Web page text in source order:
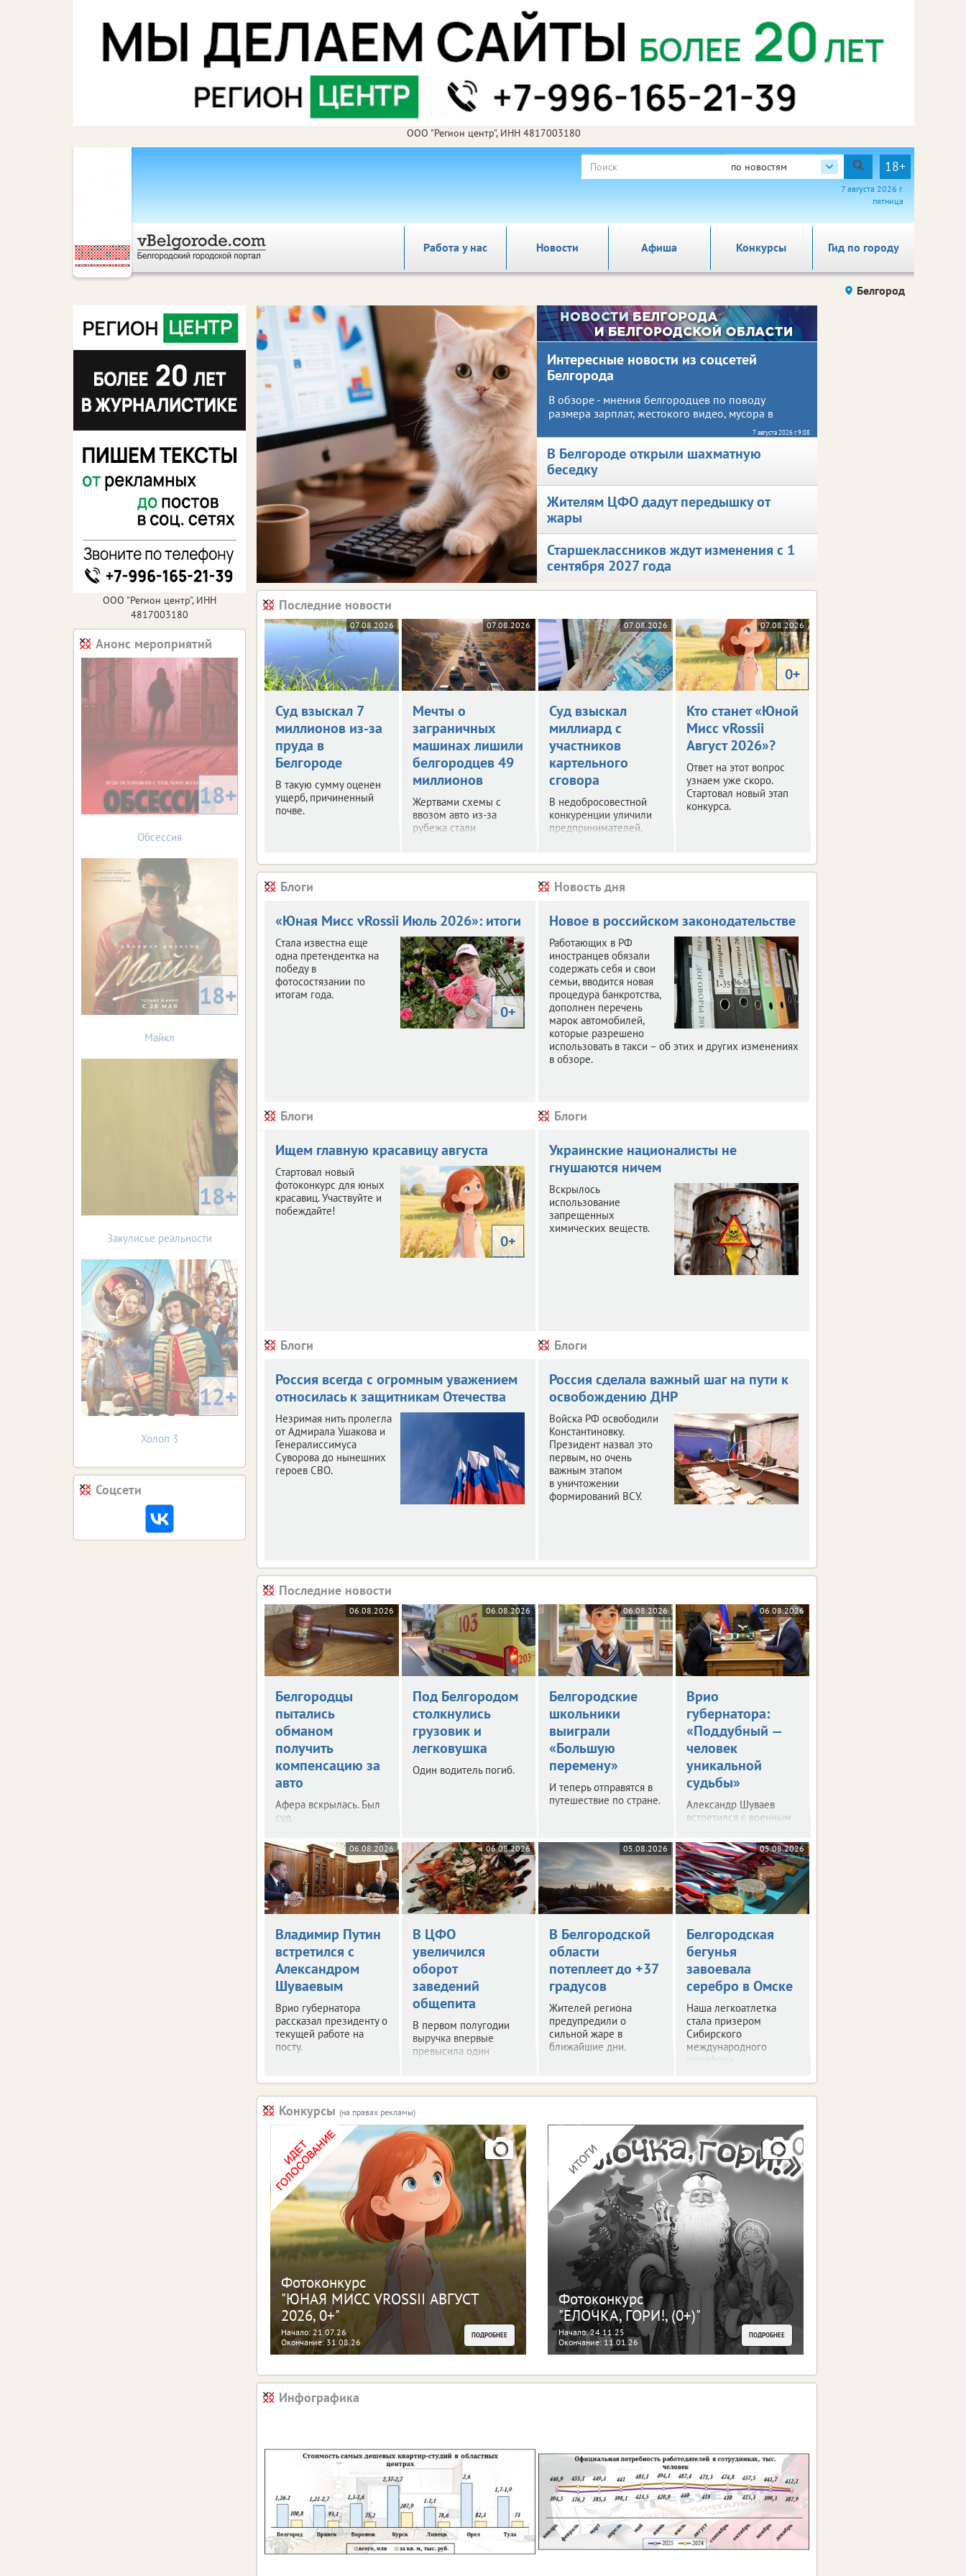
ООО "Регион центр", ИНН 4817003180
по новостям 18+
7 августа 2026 г.
пятница
Работа у нас Новости Афиша Гид по городу
Конкурсы
Белгород
0+
Интересные новости из соцсетей
Белгорода
В обзоре - мнения белгородцев по поводу
размера зарплат, жестокого видео, мусора в
7 августа 2026 г. 9:08
В Белгороде открыли шахматную
беседку
Жителям ЦФО дадут передышку от
жары
Старшеклассников ждут изменения с 1
сентября 2027 года
Последние новости
07.08.2026
Суд взыскал 7
миллионов из-за
пруда в
Белгороде
В такую сумму оценен
ущерб, причиненный
почве.
07.08.2026
Мечты о
заграничных
машинах лишили
белгородцев 49
миллионов
Жертвами схемы с
ввозом авто из-за
рубежа стали
07.08.2026
Суд взыскал
миллиард с
участников
картельного
сговора
В недобросовестной
конкуренции уличили
предпринимателей,
медицинских изделий.
07.08.2026
0+
Кто станет «Юной
Мисс vRossii
Август 2026»?
Ответ на этот вопрос
узнаем уже скоро.
Стартовал новый этап
конкурса.
Блоги
«Юная Мисс vRossii Июль 2026»: итоги
0+
Стала известна еще
одна претендентка на
победу в
фотосостязании по
итогам года.
Новость дня
Новое в российском законодательстве
Работающих в РФ
иностранцев обязали
содержать себя и свои
семьи, вводится новая
процедура банкротства,
дополнен перечень
марок автомобилей,
которые разрешено
использовать в такси – об этих и других изменениях
в обзоре.
Блоги
Ищем главную красавицу августа
0+
Стартовал новый
фотоконкурс для юных
красавиц. Участвуйте и
побеждайте!
Блоги
Украинские националисты не
гнушаются ничем
Вскрылось
использование
запрещенных
химических веществ.
Блоги
Россия всегда с огромным уважением
относилась к защитникам Отечества
Незримая нить пролегла
от Адмирала Ушакова и
Генералиссимуса
Суворова до нынешних
героев СВО.
Блоги
Россия сделала важный шаг на пути к
освобождению ДНР
Войска РФ освободили
Константиновку.
Президент назвал это
первым, но очень
важным этапом
в уничтожении
формирований ВСУ.
Последние новости
06.08.2026
Белгородцы
пытались
обманом
получить
компенсацию за
авто
Афера вскрылась. Был
суд.
06.08.2026
Под Белгородом
столкнулись
грузовик и
легковушка
Один водитель погиб.
06.08.2026
Белгородские
школьники
выиграли
«Большую
перемену»
И теперь отправятся в
путешествие по стране.
06.08.2026
Врио
губернатора:
«Поддубный —
человек
уникальной
судьбы»
Александр Шуваев
встретился с военным
Евгением Поддубным.
06.08.2026
Владимир Путин
встретился с
Александром
Шуваевым
Врио губернатора
рассказал президенту о
текущей работе на
посту.
06.08.2026
В ЦФО
увеличился
оборот
заведений
общепита
В первом полугодии
выручка впервые
превысила один
05.08.2026
В Белгородской
области
потеплеет до +37
градусов
Жителей региона
предупредили о
сильной жаре в
ближайшие дни.
05.08.2026
Белгородская
бегунья
завоевала
серебро в Омске
Наша легкоатлетка
стала призером
Сибирского
международного
марафона.
Конкурсы (на правах рекламы)
Фотоконкурс
"ЮНАЯ МИСС VROSSII АВГУСТ
2026, 0+"
Начало: 21.07.26
Окончание: 31.08.26
ПОДРОБНЕЕ
Фотоконкурс
"ЕЛОЧКА, ГОРИ!, (0+)"
Начало: 24.11.25
Окончание: 11.01.26
ПОДРОБНЕЕ
Инфографика
ООО "Регион центр", ИНН
4817003180
Анонс мероприятий
18+
Обсессия
18+
Майкл
18+
Закулисье реальности
12+
Холоп 3
Соцсети